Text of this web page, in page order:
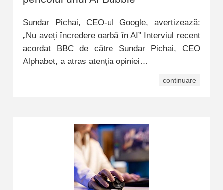
Sundar Pichai, CEO-ul Google, avertizează:
„Nu aveți încredere oarbă în AI” Interviul recent
acordat BBC de către Sundar Pichai, CEO
Alphabet, a atras atenția opiniei…
continuare